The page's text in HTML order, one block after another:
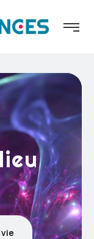
vie